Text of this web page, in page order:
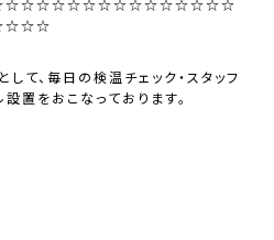
て、毎日の検温チェック・スタッフ
置をおこなっております。